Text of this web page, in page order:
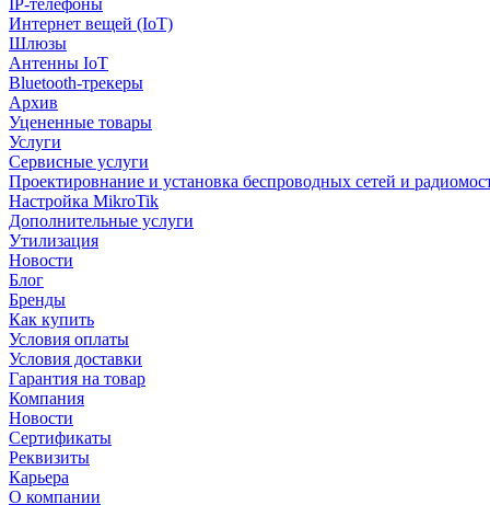
IP-телефоны
Интернет вещей (IoT)
Шлюзы
Антенны IoT
Bluetooth-трекеры
Архив
Уцененные товары
Услуги
Сервисные услуги
Проектировнание и установка беспроводных сетей и
Настройка MikroTik
Дополнительные услуги
Утилизация
Новости
Блог
Бренды
Как купить
Условия оплаты
Условия доставки
Гарантия на товар
Компания
Новости
Сертификаты
Реквизиты
Карьера
О компании